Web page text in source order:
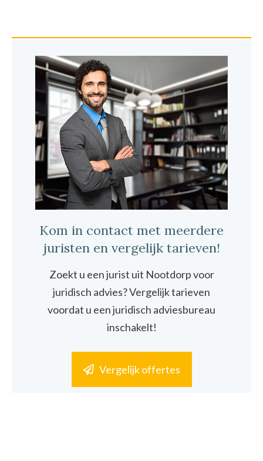
Kom in contact met meerdere
juristen en vergelijk tarieven!
Zoekt u een jurist uit Nootdorp voor
juridisch advies? Vergelijk tarieven
voordat u een juridisch adviesbureau
inschakelt!
Vergelijk offertes